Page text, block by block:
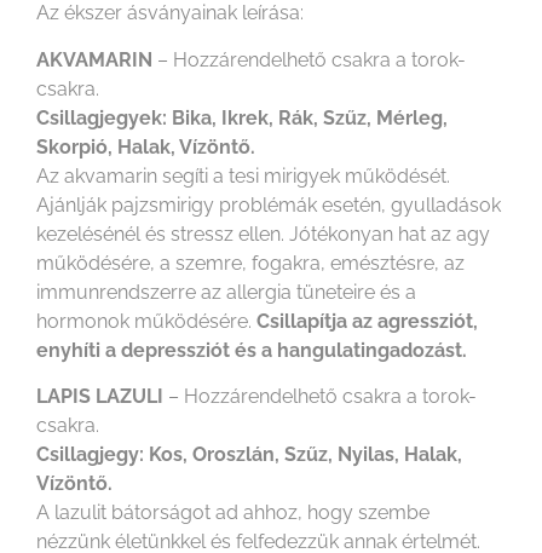
Az ékszer ásványainak leírása:
AKVAMARIN – Hozzárendelhető csakra a torok-
csakra.
Csillagjegyek: Bika, Ikrek, Rák, Szűz, Mérleg,
Skorpió, Halak, Vízöntő.
Az akvamarin segíti a tesi mirigyek működését.
Ajánlják pajzsmirigy problémák esetén, gyulladások
kezelésénél és stressz ellen. Jótékonyan hat az agy
működésére, a szemre, fogakra, emésztésre, az
immunrendszerre az allergia tüneteire és a
hormonok működésére. Csillapítja az agressziót,
enyhíti a depressziót és a hangulatingadozást.
LAPIS LAZULI – Hozzárendelhető csakra a torok-
csakra.
Csillagjegy: Kos, Oroszlán, Szűz, Nyilas, Halak,
Vízöntő.
A lazulit bátorságot ad ahhoz, hogy szembe
nézzünk életünkkel és felfedezzük annak értelmét.